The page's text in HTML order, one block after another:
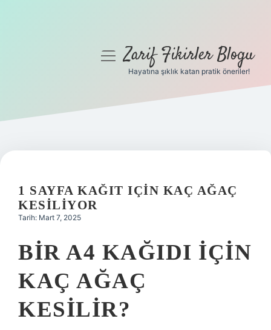
Gizlilik Politikası
Yasal Uyarı
menüyüZarif Fikirler Blogu
Hayatına şıklık katan pratik öneriler!
1 SAYFA KAĞIT IÇIN KAÇ AĞAÇ
KESILIYOR
Tarih: Mart 7, 2025
BIR A4 KAĞIDI IÇIN
KAÇ AĞAÇ
KESILIR?